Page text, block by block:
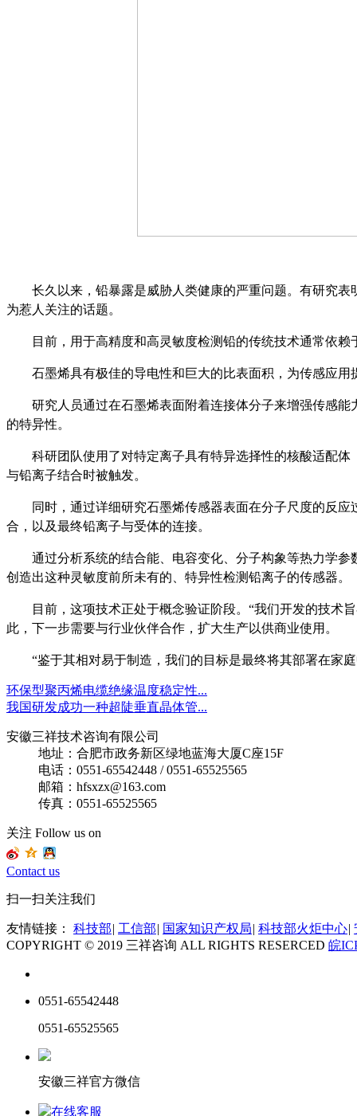
长久以来，铅暴露是威胁人类健康的严重问题。有研究
为惹人关注的话题。
目前，用于高精度和高灵敏度检测铅的传统技术通常依
石墨烯具有极佳的导电性和巨大的比表面积，为传感应
研究人员通过在石墨烯表面附着连接体分子来增强传感
的特异性。
科研团队使用了对特定离子具有特异选择性的核酸适配
与铅离子结合时被触发。
同时，通过详细研究石墨烯传感器表面在分子尺度的反
合，以及最终铅离子与受体的连接。
通过分析系统的结合能、电容变化、分子构象等热力学
创造出这种灵敏度前所未有的、特异性检测铅离子的传感器。
目前，这项技术正处于概念验证阶段。“我们开发的技术
此，下一步需要与行业伙伴合作，扩大生产以供商业使用。
“鉴于其相对易于制造，我们的目标是最终将其部署在家
环保型聚丙烯电缆绝缘温度稳定性...
我国研发成功一种超陡垂直晶体管...
安徽三祥技术咨询有限公司
地址：合肥市政务新区绿地蓝海大厦C座15F
电话：0551-65542448 / 0551-65525565
邮箱：hfsxzx@163.com
传真：0551-65525565
关注 Follow us on
Contact us
扫一扫关注我们
友情链接： 科技部| 工信部| 国家知识产权局| 科技部火炬中心|
COPYRIGHT © 2019 三祥咨询 ALL RIGHTS RESERCED 皖
0551-65542448
0551-65525565
安徽三祥官方微信
在线客服